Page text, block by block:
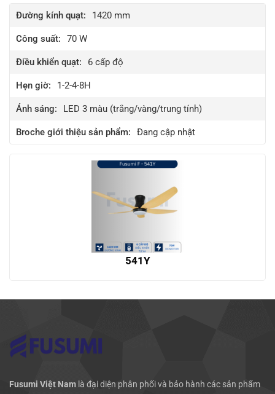
Đường kính quạt: 1420 mm
Công suất: 70 W
Điều khiển quạt: 6 cấp độ
Hẹn giờ: 1-2-4-8H
Ánh sáng: LED 3 màu (trắng/vàng/trung tính)
Broche giới thiệu sản phẩm: Đang cập nhật
541Y
Fusumi Việt Nam là đại diện phân phối và bảo hành các sản phẩm